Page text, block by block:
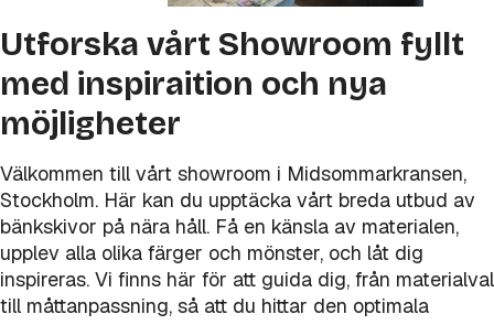
Utforska vårt Showroom fyllt
med inspiraition och nya
möjligheter
Välkommen till vårt showroom i Midsommarkransen,
Stockholm. Här kan du upptäcka vårt breda utbud av
bänkskivor på nära håll. Få en känsla av materialen,
upplev alla olika färger och mönster, och låt dig
inspireras. Vi finns här för att guida dig, från materialval
till måttanpassning, så att du hittar den optimala